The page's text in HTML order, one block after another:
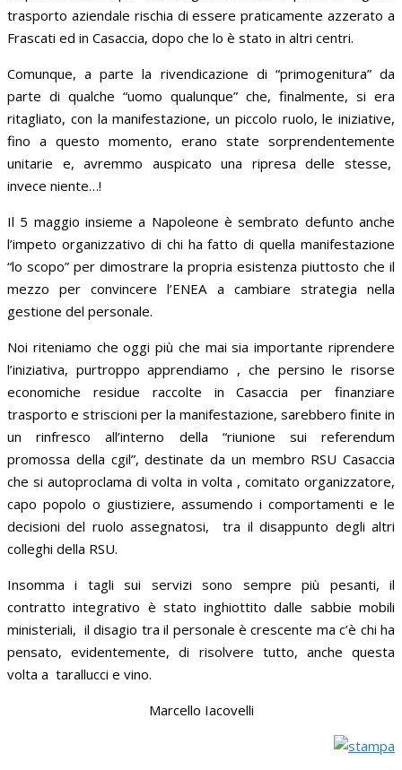
trasporto aziendale rischia di essere praticamente azzerato a
Frascati ed in Casaccia, dopo che lo è stato in altri centri.
Comunque, a parte la rivendicazione di “primogenitura” da
parte di qualche “uomo qualunque” che, finalmente, si era
ritagliato, con la manifestazione, un piccolo ruolo, le iniziative,
fino a questo momento, erano state sorprendentemente
unitarie e, avremmo auspicato una ripresa delle stesse,
invece niente…!
Il 5 maggio insieme a Napoleone è sembrato defunto anche
l’impeto organizzativo di chi ha fatto di quella manifestazione
“lo scopo” per dimostrare la propria esistenza piuttosto che il
mezzo per convincere l’ENEA a cambiare strategia nella
gestione del personale.
Noi riteniamo che oggi più che mai sia importante riprendere
l’iniziativa, purtroppo apprendiamo , che persino le risorse
economiche residue raccolte in Casaccia per finanziare
trasporto e striscioni per la manifestazione, sarebbero finite in
un rinfresco all’interno della “riunione sui referendum
promossa della cgil”, destinate da un membro RSU Casaccia
che si autoproclama di volta in volta , comitato organizzatore,
capo popolo o giustiziere, assumendo i comportamenti e le
decisioni del ruolo assegnatosi, tra il disappunto degli altri
colleghi della RSU.
Insomma i tagli sui servizi sono sempre più pesanti, il
contratto integrativo è stato inghiottito dalle sabbie mobili
ministeriali, il disagio tra il personale è crescente ma c’è chi ha
pensato, evidentemente, di risolvere tutto, anche questa
volta a tarallucci e vino.
Marcello Iacovelli